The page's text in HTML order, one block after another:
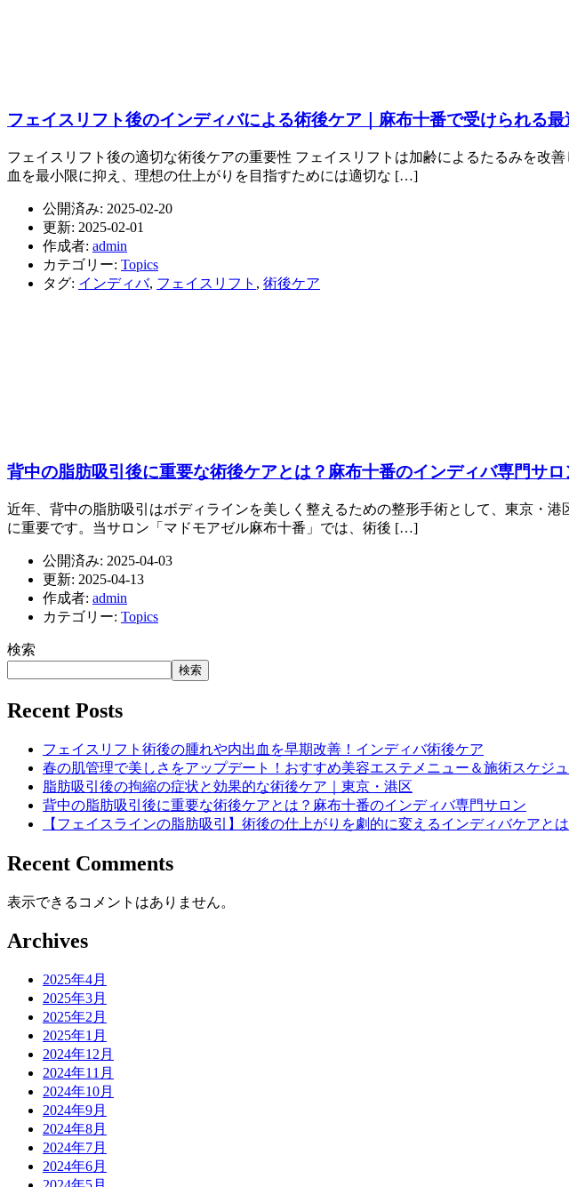
フェイスリフト後のインディバによる術後ケア｜麻布十番で受けられる最
フェイスリフト後の適切な術後ケアの重要性 フェイスリフトは加齢によるたるみを改
血を最小限に抑え、理想の仕上がりを目指すためには適切な […]
公開済み: 2025-02-20
更新: 2025-02-01
作成者: admin
カテゴリー: Topics
タグ: インディバ, フェイスリフト , 術後ケア
背中の脂肪吸引後に重要な術後ケアとは？麻布十番のインディバ専門サロ
近年、背中の脂肪吸引はボディラインを美しく整えるための整形手術として、東京・
に重要です。当サロン「マドモアゼル麻布十番」では、術後 […]
公開済み: 2025-04-03
更新: 2025-04-13
作成者: admin
カテゴリー: Topics
検索
検索
Recent Posts
フェイスリフト術後の腫れや内出血を早期改善！インディバ術後ケア
春の肌管理で美しさをアップデート！おすすめ美容エステメニュー＆施術スケジ
脂肪吸引後の拘縮の症状と効果的な術後ケア｜東京・港区
背中の脂肪吸引後に重要な術後ケアとは？麻布十番のインディバ専門サロン
【フェイスラインの脂肪吸引】術後の仕上がりを劇的に変えるインディバケアとは
Recent Comments
表示できるコメントはありません。
Archives
2025年4月
2025年3月
2025年2月
2025年1月
2024年12月
2024年11月
2024年10月
2024年9月
2024年8月
2024年7月
2024年6月